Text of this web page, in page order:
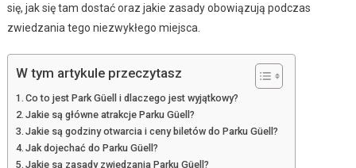
się, jak się tam dostać oraz jakie zasady obowiązują podczas
zwiedzania tego niezwykłego miejsca.
W tym artykule przeczytasz
Co to jest Park Güell i dlaczego jest wyjątkowy?
Jakie są główne atrakcje Parku Güell?
Jakie są godziny otwarcia i ceny biletów do Parku Güell?
Jak dojechać do Parku Güell?
Jakie są zasady zwiedzania Parku Güell?